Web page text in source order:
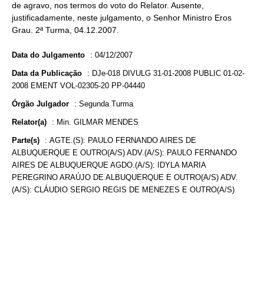
de agravo, nos termos do voto do Relator. Ausente,
justificadamente, neste julgamento, o Senhor Ministro Eros
Grau. 2ª Turma, 04.12.2007.
Data do Julgamento : 04/12/2007
Data da Publicação : DJe-018 DIVULG 31-01-2008 PUBLIC 01-02-
2008 EMENT VOL-02305-20 PP-04440
Órgão Julgador : Segunda Turma
Relator(a) : Min. GILMAR MENDES
Parte(s) : AGTE.(S): PAULO FERNANDO AIRES DE
ALBUQUERQUE E OUTRO(A/S) ADV.(A/S): PAULO FERNANDO
AIRES DE ALBUQUERQUE AGDO.(A/S): IDYLA MARIA
PEREGRINO ARAÚJO DE ALBUQUERQUE E OUTRO(A/S) ADV.
(A/S): CLÁUDIO SERGIO REGIS DE MENEZES E OUTRO(A/S)